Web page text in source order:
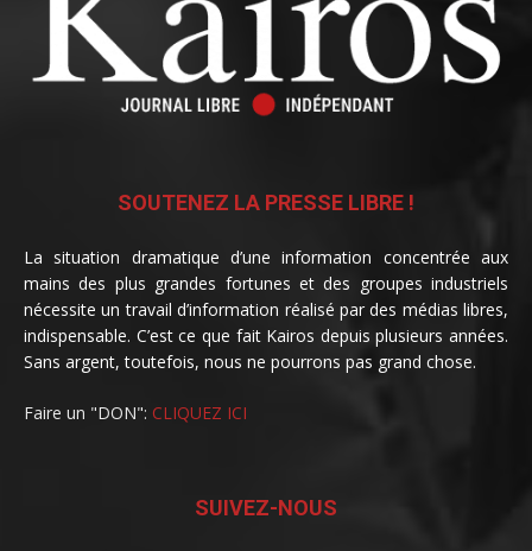
SOUTENEZ LA PRESSE LIBRE !
La situation dramatique d’une information concentrée aux
mains des plus grandes fortunes et des groupes industriels
nécessite un travail d’information réalisé par des médias libres,
indispensable. C’est ce que fait Kairos depuis plusieurs années.
Sans argent, toutefois, nous ne pourrons pas grand chose.
Faire un "DON": CLIQUEZ ICI
SUIVEZ-NOUS